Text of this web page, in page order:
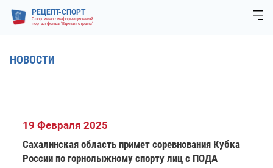
РЕЦЕПТ-СПОРТ
Спортивно - информационный
портал фонда "Единая страна"
НОВОСТИ
19 Февраля 2025
Сахалинская область примет соревнования Кубка
России по горнолыжному спорту лиц с ПОДА